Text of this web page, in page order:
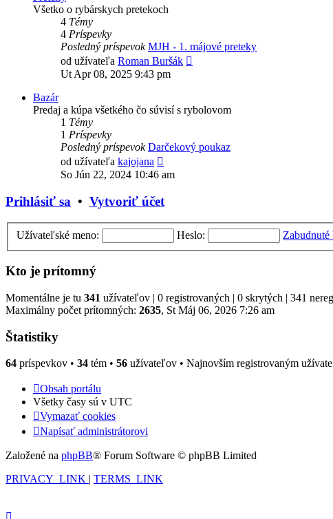
Všetko o rybárskych pretekoch
4 Témy
4 Príspevky
Posledný príspevok MJH - 1. májové preteky
od užívateľa Roman Buršák
Ut Apr 08, 2025 9:43 pm
Bazár
Predaj a kúpa všetkého čo súvisí s rybolovom
1 Témy
1 Príspevky
Posledný príspevok Darčekový poukaz
od užívateľa kajojana
posledný
So Jún 22, 2024 10:46 am
Prihlásiť sa • Vytvoriť účet
Užívateľské meno: Heslo: Zabudnuté
Kto je prítomný
Momentálne je tu 341 užívateľov | 0 registrovaných | 0 skrytých | 341
Maximálny počet prítomných: 2635, St Máj 06, 2026 7:26 am
Štatistiky
64 príspevkov • 34 tém • 56 užívateľov • Najnovším registrovaným
Obsah portálu
Všetky časy sú v UTC
Vymazať cookies
Napísať administrátorovi
Založené na phpBB® Forum Software © phpBB Limited
PRIVACY_LINK | TERMS_LINK